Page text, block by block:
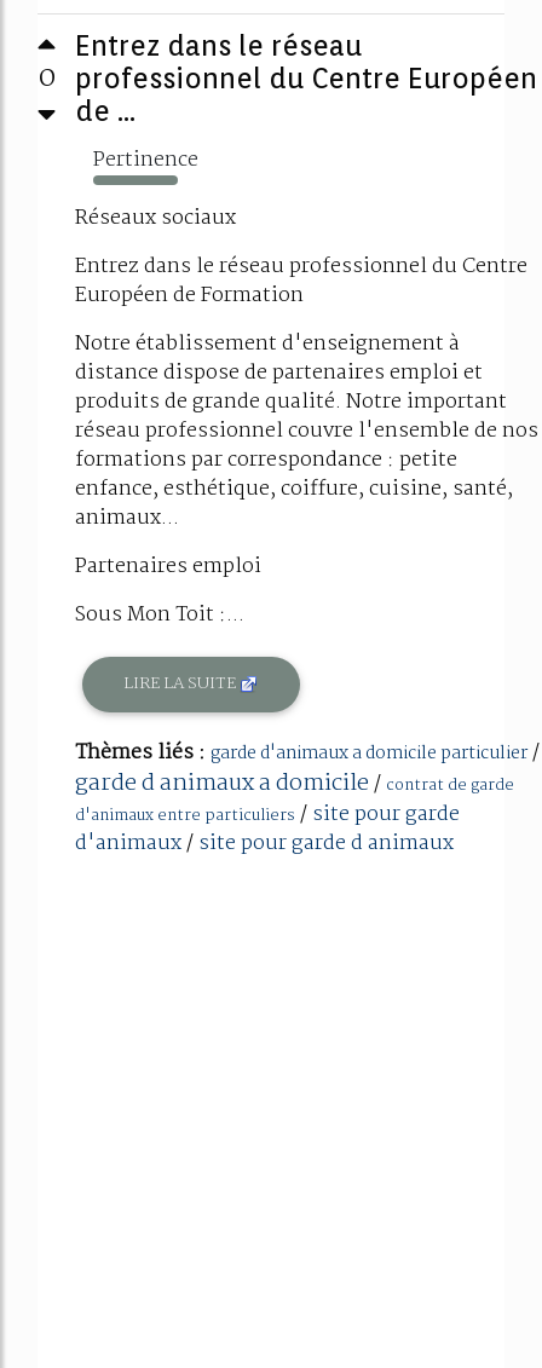
0
Entrez dans le réseau
professionnel du Centre Européen
de ...
Pertinence
558%
Réseaux sociaux
Entrez dans le réseau professionnel du Centre
Européen de Formation
Notre établissement d'enseignement à
distance dispose de partenaires emploi et
produits de grande qualité. Notre important
réseau professionnel couvre l'ensemble de nos
formations par correspondance : petite
enfance, esthétique, coiffure, cuisine, santé,
animaux...
Partenaires emploi
Sous Mon Toit :...
LIRE LA SUITE
Thèmes liés : garde d'animaux a domicile particulier/
garde d animaux a domicile/ contrat de garde
d'animaux entre particuliers /site pour garde
d'animaux/site pour garde d animaux